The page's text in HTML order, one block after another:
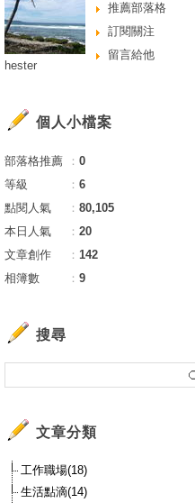
推薦部落格
訂閱關注
留言給他
hester
個人小檔案
部落格推薦 ： 0
等級
： 6
點閱人氣
： 80,105
本日人氣
： 20
文章創作
： 142
相簿數
： 9
搜尋
文章分類
工作職場(18)
生活點滴(14)